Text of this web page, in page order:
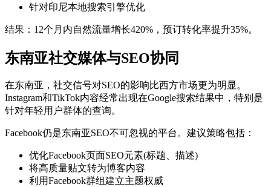
针对印尼本地搜索引擎优化
结果：12个月内自然流量增长420%，预订转化率提升35%。
东南亚社交媒体与SEO协同
在东南亚，社交信号对SEO的影响比西方市场更为明显。
Instagram和TikTok内容经常出现在Google搜索结果中，特别是
针对年轻用户群体的查询。
Facebook仍是东南亚SEO不可忽视的平台。建议策略包括：
优化Facebook页面SEO元素(标题、描述)
将高质量贴文转为博客内容
利用Facebook群组建立主题权威